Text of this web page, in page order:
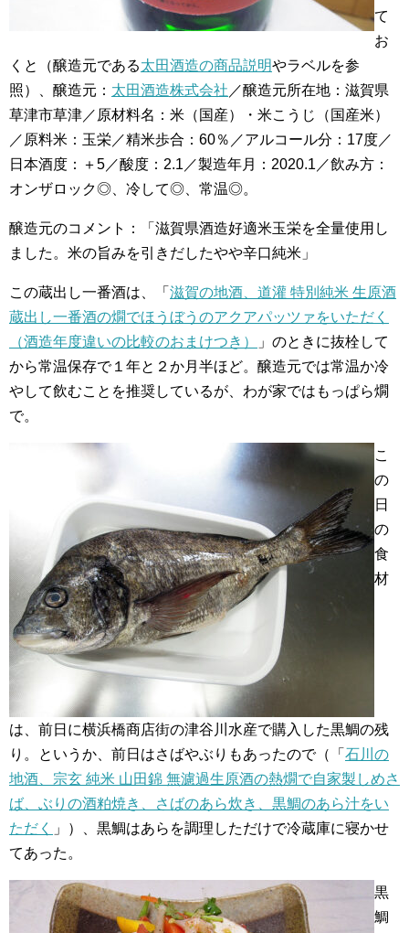
て
お
くと（醸造元である太田酒造の商品説明やラベルを参
照）、醸造元： 太田酒造株式会社 ／醸造元所在地：滋賀県
草津市草津／原材料名：米（国産）・米こうじ（国産米）
／原料米：玉栄／精米歩合：60％／アルコール分：17度／
日本酒度：＋5／酸度：2.1／製造年月：2020.1／飲み方：
オンザロック◎、冷して◎、常温◎。
醸造元のコメント：「滋賀県酒造好適米玉栄を全量使用し
ました。米の旨みを引きだしたやや辛口純米」
この蔵出し一番酒は、「 滋賀の地酒、道灌 特別純米 生原酒
蔵出し一番酒の燗でほうぼうのアクアパッツァをいただく
（酒造年度違いの比較のおまけつき）
」のときに抜栓して
から常温保存で１年と２か月半ほど。醸造元では常温か冷
やして飲むことを推奨しているが、わが家ではもっぱら燗
で。
こ
の
日
の
食
材
は、前日に横浜橋商店街の津谷川水産で購入した黒鯛の残
り。というか、前日はさばやぶりもあったので（「 石川の
地酒、宗玄 純米 山田錦 無濾過生原酒の熱燗で自家製しめさ
ば、ぶりの酒粕焼き、さばのあら炊き、黒鯛のあら汁をい
ただく
」）、黒鯛はあらを調理しただけで冷蔵庫に寝かせ
てあった。
黒
鯛